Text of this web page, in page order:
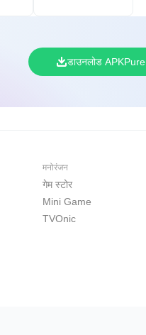
डाउनलोड APKPure
मनोरंजन
गेम स्टोर
Mini Game
TVOnic